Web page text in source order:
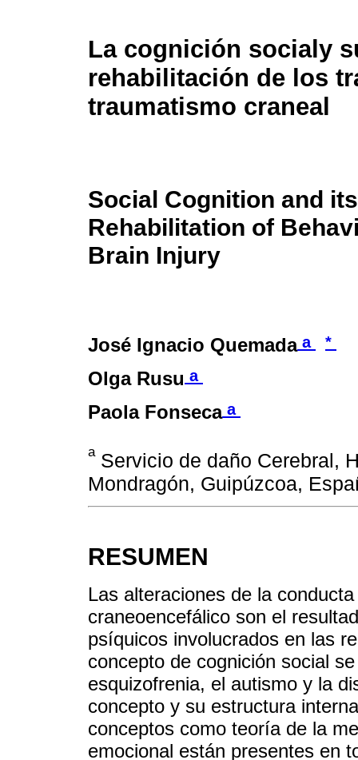
La cognición socialy
rehabilitación de los
traumatismo craneal
Social Cognition and
Rehabilitation of
Brain Injury
José Ignacio Quemada a *
Olga Rusu a
Paola Fonseca a
aServicio de daño Cerebral,
Mondragón, Guipúzcoa,
RESUMEN
Las alteraciones de la
craneoencefálico son el
psíquicos involucrados en las
concepto de cognición social
esquizofrenia, el autismo y la
concepto y su estructura
conceptos como teoría de la
emocional están presentes en